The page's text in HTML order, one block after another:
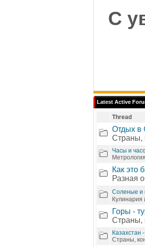
С
Latest Active
Thread
Отдых в
Страны,
Часы и
Как это
Разная
Соленые и
Кулинария
Горы -
Страны,
Казахстан
Страны,